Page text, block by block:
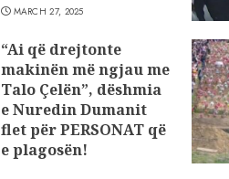
MARCH 27, 2025
“Ai që drejtonte
makinën më ngjau me
Talo Çelën”, dëshmia
e Nuredin Dumanit
flet për PERSONAT që
e plagosën!